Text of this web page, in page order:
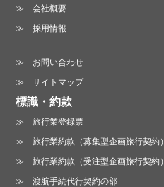
会社概要
採用情報
お問い合わせ
サイトマップ
標識・約款
旅行業登録票
旅行業約款（募集型企画旅行契約）
旅行業約款（受注型企画旅行契約）
渡航手続代行契約の部